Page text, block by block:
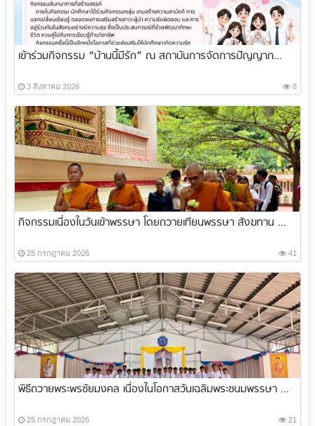
เข้าร่วมกิจกรรม “บ้านนี้มีรัก” ณ สถาบันการจัดการปัญญาภ...
3 สิงหาคม 2026 8
กิจกรรมเนื่องในวันเข้าพรรษา โดยถวายเทียนพรรษา สังฆทาน ...
25 กรกฎาคม 2026 41
พิธีถวายพระพรชัยมงคล เนื่องในโอกาสวันเฉลิมพระชนมพรรษา ...
25 กรกฎาคม 2026 21